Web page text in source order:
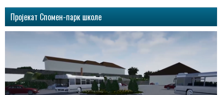
Пројекат Спомен-парк школе